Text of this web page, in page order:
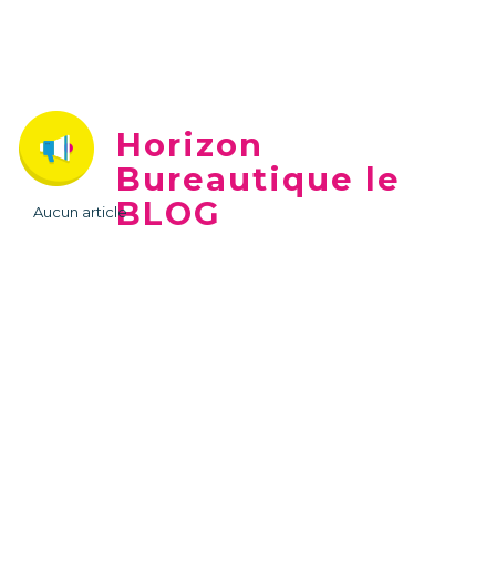
Horizon
Bureautique le
BLOG
Aucun article